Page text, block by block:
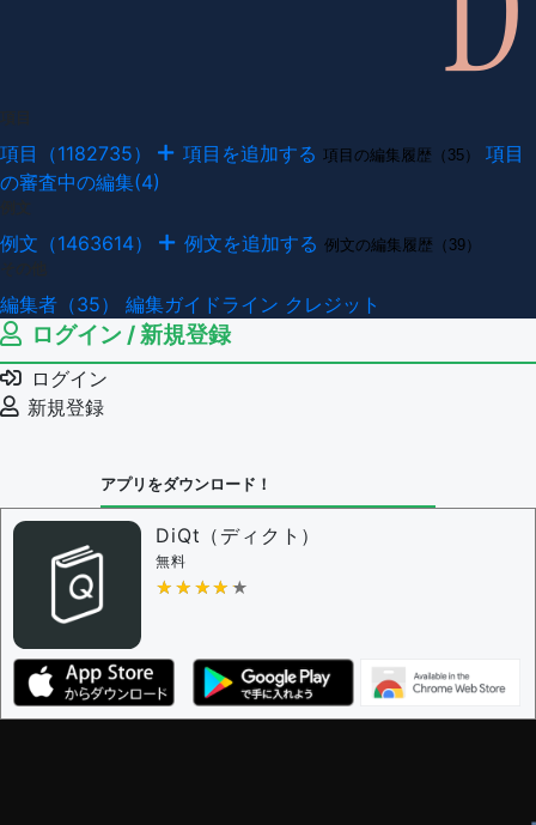
項目（1182735） 項目を追加する 項目の編集履歴（35）
項目
の審査中の編集(4)
例文（1463614） 例文を追加する 例文の編集履歴（39）
編集者（35） 編集ガイドライン クレジット
ログイン / 新規登録
ログイン
新規登録
アプリをダウンロード！
DiQt（ディクト）
無料
★★★★★
★★★★★